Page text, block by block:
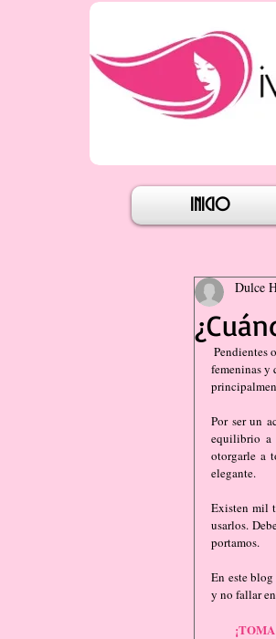
INICIO
Dulce
femeninas y
Por ser un
equilibrio a
otorgarle a
elegante.
Existen mil
usarlos.
portamos.
En este
y no fallar